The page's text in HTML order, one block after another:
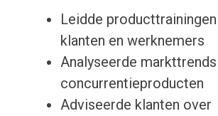
Leidde
klanten en werknemers
Analyseerde
concurrentieproducten
Adviseerde klanten over